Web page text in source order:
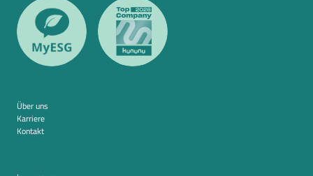
Über uns
Karriere
Kontakt